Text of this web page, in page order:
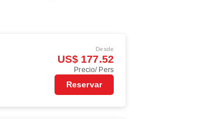
Desde
US$ 177.52
Precio/ Pers
Reservar